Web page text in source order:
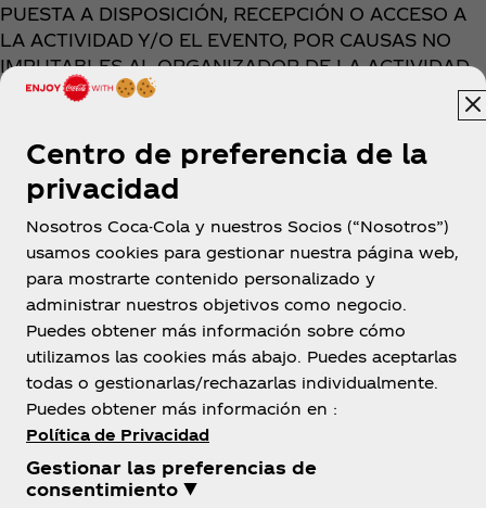
PUESTA A DISPOSICIÓN, RECEPCIÓN O ACCESO A
LA ACTIVIDAD Y/O EL EVENTO, POR CAUSAS NO
IMPUTABLES AL ORGANIZADOR DE LA ACTIVIDAD.
III.- LA REALIZACIÓN DE ACTOS DE COMPETENCIA
CONSECUENCIA DE LA TRANSMISIÓN, DIFUSIÓN,
PUESTA A DISPOSICIÓN, RECEPCIÓN O ACCESO A
IV.- LA FALTA DE VERACIDAD, EXACTITUD,
EXHAUSTIVIDAD, PERTINENCIA Y/O ACTUALIDAD
DE LA ACTIVIDAD Y/O EL EVENTO.
V.- LA INADECUACIÓN PARA CUALQUIER CLASE DE
PROPÓSITO DETERMINADO Y LA DEFRAUDACIÓN
DE LAS EXPECTATIVAS GENERADAS POR LA
ACTIVIDAD Y/O EL EVENTO.
VI.- EL INCUMPLIMIENTO, RETRASO EN EL
CUMPLIMIENTO, CUMPLIMIENTO DEFECTUOSO O
Centro de preferencia de la
privacidad
Nosotros Coca-Cola y nuestros Socios (“Nosotros”)
usamos cookies para gestionar nuestra página web,
para mostrarte contenido personalizado y
administrar nuestros objetivos como negocio.
Puedes obtener más información sobre cómo
utilizamos las cookies más abajo. Puedes aceptarlas
todas o gestionarlas/rechazarlas individualmente.
Puedes obtener más información en :
Política de Privacidad
Gestionar las preferencias de
consentimiento ▼